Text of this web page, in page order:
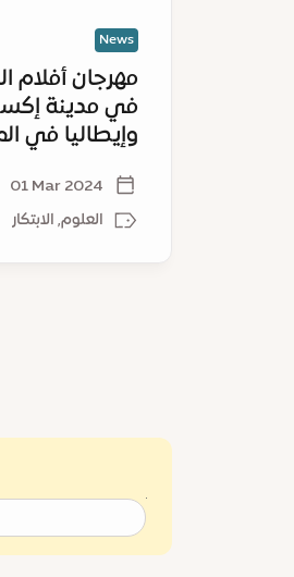
الأولى
News
مهرجان أفلام
في مدينة
وإيطاليا في
01 Mar 2024
العلوم, الابتكار